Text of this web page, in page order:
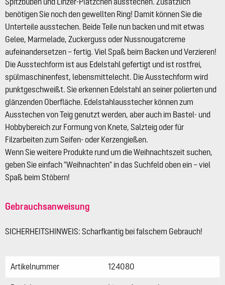
benötigen Sie noch den gewellten Ring! Damit können Sie die
Unterteile ausstechen. Beide Teile nun backen und mit etwas
Gelee, Marmelade, Zuckerguss oder Nussnougatcreme
aufeinandersetzen – fertig. Viel Spaß beim Backen und Verzieren!
Die Ausstechform ist aus Edelstahl gefertigt und ist rostfrei,
spülmaschinenfest, lebensmittelecht. Die Ausstechform wird
punktgeschweißt. Sie erkennen Edelstahl an seiner polierten und
glänzenden Oberfläche. Edelstahlausstecher können zum
Ausstechen von Teig genutzt werden, aber auch im Bastel- und
Hobbybereich zur Formung von Knete, Salzteig oder für
Filzarbeiten zum Seifen- oder Kerzengießen.
Wenn Sie weitere Produkte rund um die Weihnachtszeit suchen,
geben Sie einfach "Weihnachten" in das Suchfeld oben ein – viel
Spaß beim Stöbern!
Gebrauchsanweisung
SICHERHEITSHINWEIS: Scharfkantig bei falschem Gebrauch!
Artikelnummer 124080